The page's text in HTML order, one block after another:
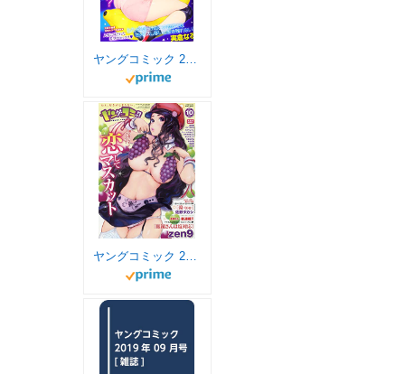
ヤングコミック 2019年 12 月号 [雑誌]
ヤングコミック 2019年 10 月号 [雑誌]